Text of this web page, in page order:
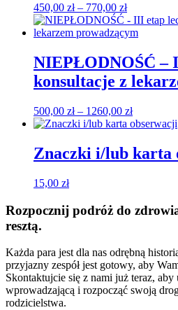
450,00 zł – 770,00 złZakres
cen:
od
do
770,00 zł
NIEPŁODNOŚĆ –
konsultacje z
500,00 zł – 1260,00 złZakres
cen:
500,00 zł
do
Znaczki i/lub karta
15,00 zł
Rozpocznij podróż do
resztą.
Każda para jest dla nas odrębną
przyjazny zespół jest gotowy, aby
Skontaktujcie się z nami już teraz,
wprowadzającą i rozpocząć swoją
rodzicielstwa.